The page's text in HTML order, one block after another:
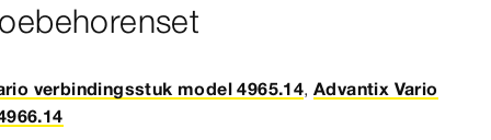
verbindingsstuk model 4965.14,Advantix Vario